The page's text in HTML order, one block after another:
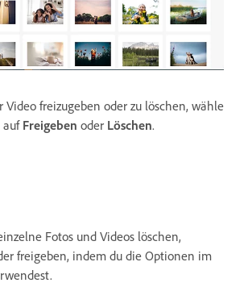
Video freizugeben oder zu löschen, wähle
auf Freigeben oder Löschen.
Fotos und Videos löschen,
freigeben, indem du die Optionen im